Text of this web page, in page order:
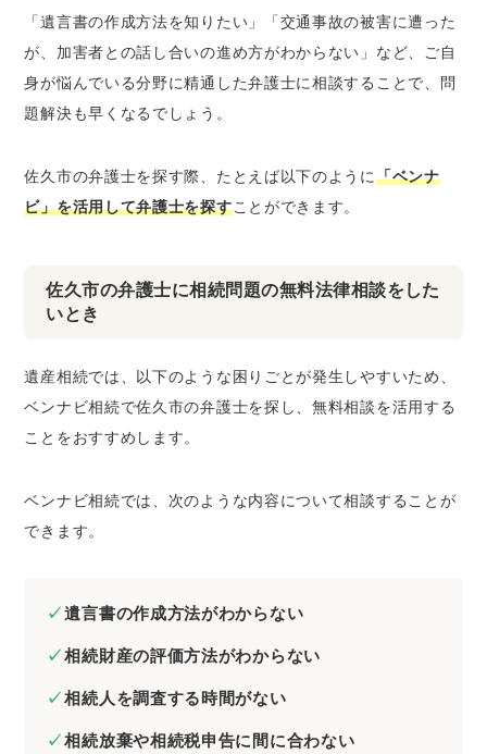
「遺言書の作成方法を知りたい」「交通事故の被害に遭った
が、加害者との話し合いの進め方がわからない」など、ご自
身が悩んでいる分野に精通した弁護士に相談することで、問
題解決も早くなるでしょう。
佐久市の弁護士を探す際、たとえば以下のように「ベンナ
ビ」を活用して弁護士を探すことができます。
佐久市の弁護士に相続問題の無料法律相談をした
いとき
遺産相続では、以下のような困りごとが発生しやすいため、
ベンナビ相続で佐久市の弁護士を探し、無料相談を活用する
ことをおすすめします。
ベンナビ相続では、次のような内容について相談することが
できます。
遺言書の作成方法がわからない
相続財産の評価方法がわからない
相続人を調査する時間がない
相続放棄や相続税申告に間に合わない